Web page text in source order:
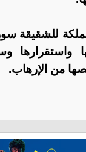
للشقيقة
من الإرهاب.